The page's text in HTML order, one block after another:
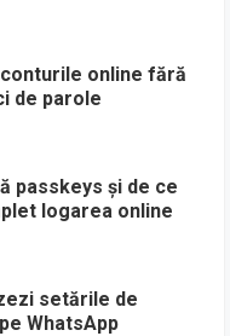
online fără
de parole
passkeys și de ce
logarea online
setările de
WhatsApp